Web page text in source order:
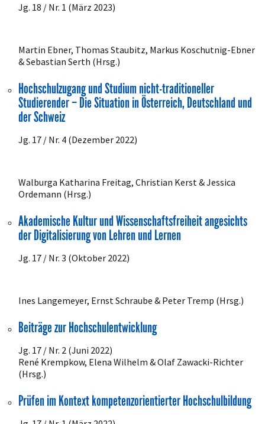
Jg. 18 / Nr. 1 (März 2023)
Martin Ebner, Thomas Staubitz, Markus Koschutnig-Ebner
& Sebastian Serth (Hrsg.)
Hochschulzugang und Studium nicht-traditioneller
Studierender – Die Situation in Österreich, Deutschland und
der Schweiz
Jg. 17 / Nr. 4 (Dezember 2022)
Walburga Katharina Freitag, Christian Kerst & Jessica
Ordemann (Hrsg.)
Akademische Kultur und Wissenschaftsfreiheit angesichts
der Digitalisierung von Lehren und Lernen
Jg. 17 / Nr. 3 (Oktober 2022)
Ines Langemeyer, Ernst Schraube & Peter Tremp (Hrsg.)
Beiträge zur Hochschulentwicklung
Jg. 17 / Nr. 2 (Juni 2022)
René Krempkow, Elena Wilhelm & Olaf Zawacki-Richter
(Hrsg.)
Prüfen im Kontext kompetenzorientierter Hochschulbildung